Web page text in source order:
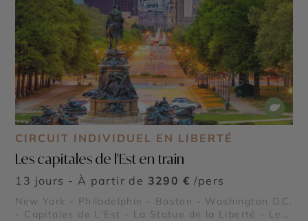
CIRCUIT INDIVIDUEL EN LIBERTÉ
Les capitales de l'Est en train
13 jours - À partir de 3290 € /pers
New York - Philadelphie - Boston - Washington D.C.
- Capitales de L'Est - La Statue de la Liberté - Le